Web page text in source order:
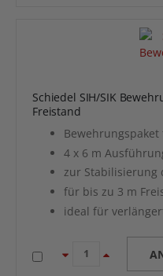
Schiedel SIH/SIK
Freistand
Bewehrungspaket
4 x 6 m
zur Stabilisierung
für bis zu 3 m
ideal für